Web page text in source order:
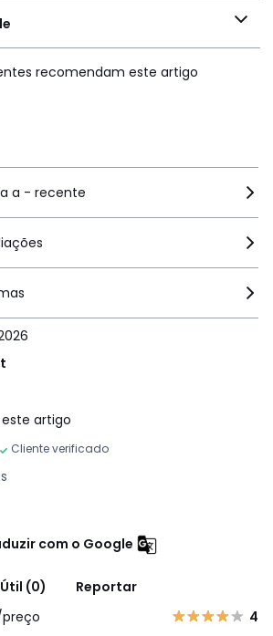
100% dos clientes
recomendam este artigo
a - recente
artigo
Cliente verificado
com o Google
Útil (0)
Reportar
4